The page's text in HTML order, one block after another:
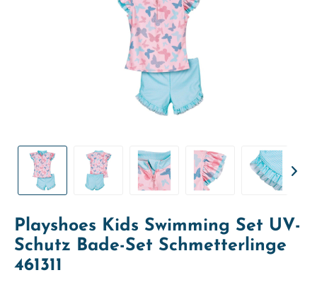
Playshoes Kids Swimming Set UV-
Schutz Bade-Set Schmetterlinge
461311